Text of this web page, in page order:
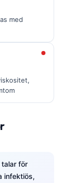
med
talar för
infektiös,